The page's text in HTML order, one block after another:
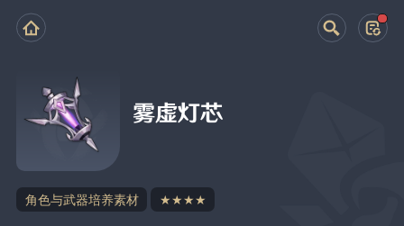
雾虚灯芯
角色与武器培养素材 ★★★★